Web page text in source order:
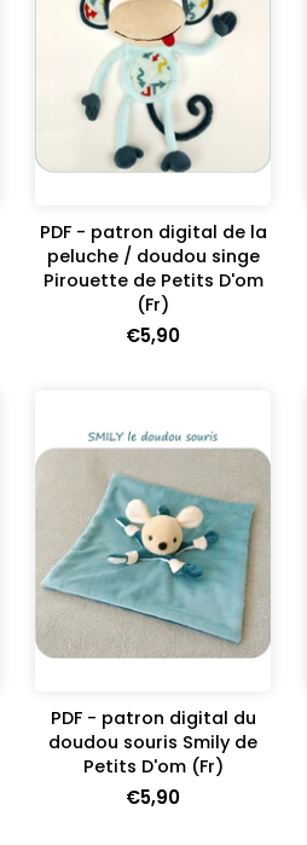
PDF - patron digital de la
peluche / doudou singe
Pirouette de Petits D'om
(Fr)
€5,90
PDF - patron digital du
doudou souris Smily de
Petits D'om (Fr)
€5,90